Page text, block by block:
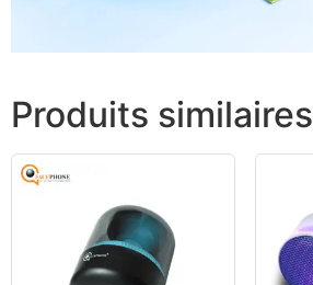
Produits similaires